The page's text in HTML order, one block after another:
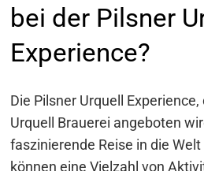
bei der Pilsner
Experience?
Die Pilsner Urquell
Urquell Brauerei angeboten
faszinierende Reise in die
können eine Vielzahl von